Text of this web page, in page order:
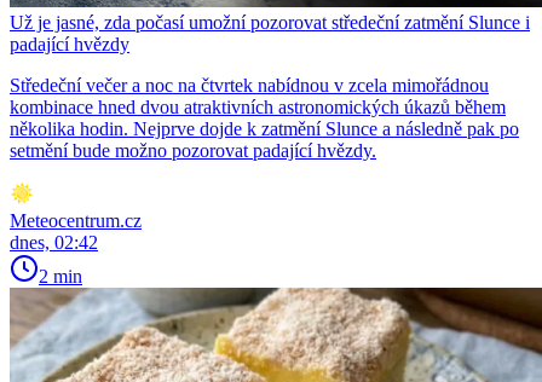
Už je jasné, zda počasí umožní pozorovat středeční zatmění Slunce i
padající hvězdy
Středeční večer a noc na čtvrtek nabídnou v zcela mimořádnou
kombinace hned dvou atraktivních astronomických úkazů během
několika hodin. Nejprve dojde k zatmění Slunce a následně pak po
setmění bude možno pozorovat padající hvězdy.
Meteocentrum.cz
dnes, 02:42
2 min